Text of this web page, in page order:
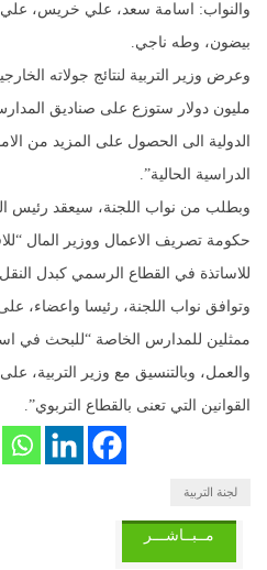
والنواب: اسامة سعد، علي خريس،
بيضون، وطه ناجي.
مليون دولار ستوزع على صناديق
الدولية الى الحصول على المزيد من
الدراسية الحالية”.
وبطلب من نواب اللجنة، سيعقد رئيس
حكومة تصريف الاعمال ووزير المال
للاساتذة في القطاع الرسمي كبدل
وتوافق نواب اللجنة، رئيسا واعضاء،
ممثلين للمدارس الخاصة “للبحث في
والعمل، وبالتنسيق مع وزير التربية،
القوانين التي تعنى بالقطاع التربوي”.
لجنة التربية
مــبــاشـــر